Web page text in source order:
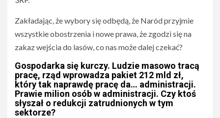
Zakładając, że wybory się odbędą, że Naród przyjmie
wszystkie obostrzenia i nowe prawa, że zgodzi się na
zakaz wejścia do lasów, co nas może dalej czekać?
Gospodarka się kurczy. Ludzie masowo tracą
pracę, rząd wprowadza pakiet 212 mld zł,
który tak naprawdę pracę da… administracji.
Prawie milion osób w administracji. Czy ktoś
słyszał o redukcji zatrudnionych w tym
sektorze?